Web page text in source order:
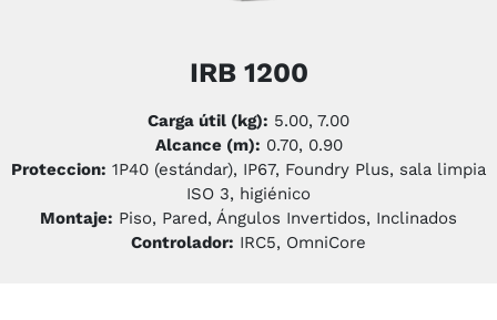
IRB 1200
Carga útil (kg): 5.00, 7.00
Alcance (m): 0.70, 0.90
Proteccion: 1P40 (estándar), IP67, Foundry Plus, sala limpia
ISO 3, higiénico
Montaje: Piso, Pared, Ángulos Invertidos, Inclinados
Controlador: IRC5, OmniCore